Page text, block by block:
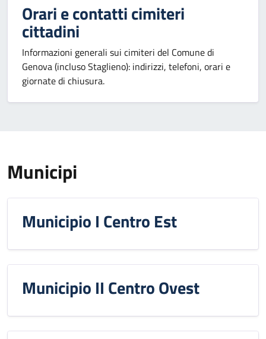
Orari e contatti cimiteri
cittadini
Informazioni generali sui cimiteri del Comune di
Genova (incluso Staglieno): indirizzi, telefoni, orari e
giornate di chiusura.
Municipi
Municipio I Centro Est
Municipio II Centro Ovest